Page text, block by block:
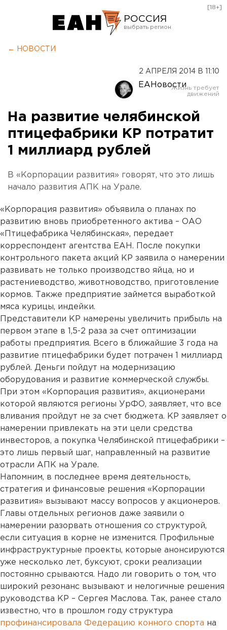
РОССИЯ
Оренбург
[18+]
← НОВОСТИ
2 АПРЕЛЯ 2014 В 11:10
ЕАНовости
На развитие челябинской
птицефабрики КР потратит
1 миллиард рублей
В «Корпорации развития» говорят, что это лишь
начало развития АПК на Урале.
«Корпорация развития» объявила о планах по
развитию вновь приобретенного актива – ОАО
«Птицефабрика Челябинская», передает
корреспондент агентства ЕАН. После покупки
контрольного пакета акций КР заявила о намерении
развивать не только производство яйца, но и
растениеводство, животноводство, приготовление
кормов. Также предприятие займется выработкой
мяса курицы, индейки.
Представители КР намерены увеличить прибыль на
первом этапе в 1,5-2 раза за счет оптимизации
работы предприятия. Всего в ближайшие 3 года на
развитие птицефабрики будет потрачен 1 миллиард
рублей. Деньги пойдут на модернизацию
оборудования и развитие коммерческой службы.
При этом «Корпорация развития», акционерами
которой являются регионы УрФО, заявляет, что все
вливания пройдут не за счет бюджета. КР заявляет о
намерении привлекать на эти цели средства
инвесторов, а покупка Челябинской птицефабрики –
это лишь первый шаг, направленный на развитие
отрасли АПК на Урале.
Напомним, в последнее время деятельность,
стратегия и финансовые решения «Корпорации
развития» вызывают массу вопросов у акционеров.
Главы отдельных регионов даже заявили о
намерении разорвать отношения со структурой,
если ситуация в корне не изменится. Профильные
инфраструктурные проекты, которые анонсируются
уже несколько лет, буксуют, сроки реализации
постоянно срываются. Надо ли говорить о том, что
широкий резонанс вызывают и нелогичные решения
руководства КР – Сергея Маслова. Так, ранее стало
известно, что в прошлом году структура
профинансировала Федерацию конного спорта на